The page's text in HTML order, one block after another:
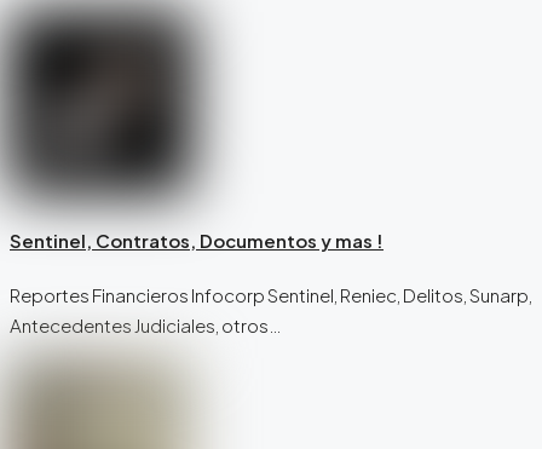
Sentinel, Contratos, Documentos y mas !
Reportes Financieros Infocorp Sentinel, Reniec, Delitos, Sunarp,
Antecedentes Judiciales, otros…